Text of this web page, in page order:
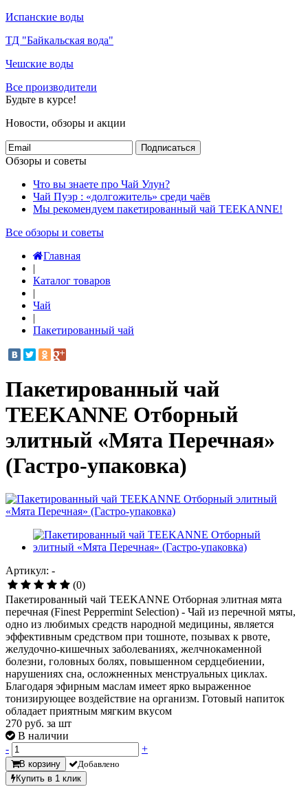
Испанские воды
ТД "Байкальская вода"
Чешские воды
Все производители
Будьте в курсе!
Новости, обзоры и акции
Подписаться
Обзоры и советы
Что вы знаете про Чай Улун?
Чай Пуэр : «долгожитель» среди чаёв
Мы рекомендуем пакетированный чай TEEKANNE!
Все обзоры и советы
Главная
|
Каталог товаров
|
Чай
|
Пакетированный чай
Пакетированный чай
TEEKANNE Отборный
элитный «Мята Перечная»
(Гастро-упаковка)
Артикул: -
(0)
Пакетированный чай TEEKANNE Отборная элитная мята
перечная (Finest Peppermint Selection) - Чай из перечной мяты,
одно из любимых средств народной медицины, является
эффективным средством при тошноте, позывах к рвоте,
желудочно-кишечных заболеваниях, желчнокаменной
болезни, головных болях, повышенном сердцебиении,
нарушениях сна, осложненных менструальных циклах.
Благодаря эфирным маслам имеет ярко выраженное
тонизирующее воздействие на организм. Готовый напиток
обладает приятным мягким вкусом
270 руб. за шт
В наличии
-
+
В корзину
Добавлено
Купить в 1 клик